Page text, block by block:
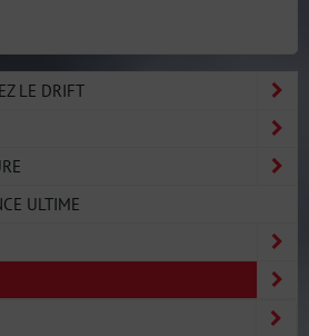
LE DRIFT
ULTIME